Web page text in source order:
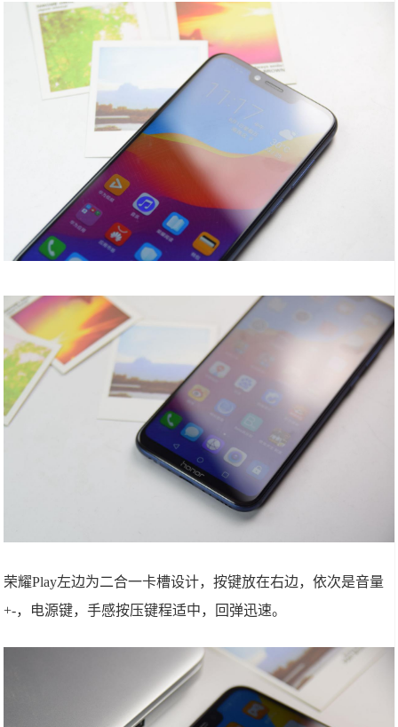
荣耀Play左边为二合一卡槽设计，按键放在右边，依次是音量
+-，电源键，手感按压键程适中，回弹迅速。